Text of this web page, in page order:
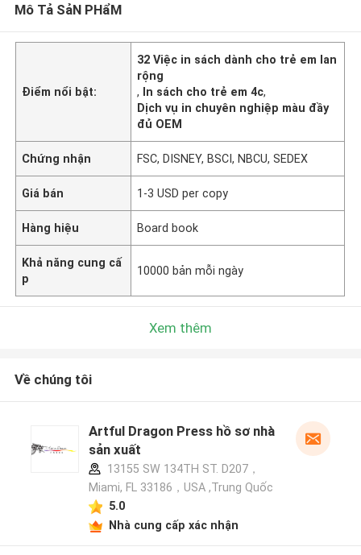
Mô Tả SảN PHẩM
Điểm nổi bật:
32 Việc in sách dành cho trẻ em lan
rộng
, In sách cho trẻ em 4c,
Dịch vụ in chuyên nghiệp màu đầy
đủ OEM
Chứng nhận FSC, DISNEY, BSCI, NBCU, SEDEX
Giá bán 1-3 USD per copy
Hàng hiệu Board book
Khả năng cung cấ
p
10000 bản mỗi ngày
Xem thêm
Về chúng tôi
Artful Dragon Press hồ sơ nhà
sản xuất
13155 SW 134TH ST. D207，
Miami, FL 33186，USA ,Trung Quốc
5.0
Nhà cung cấp xác nhận